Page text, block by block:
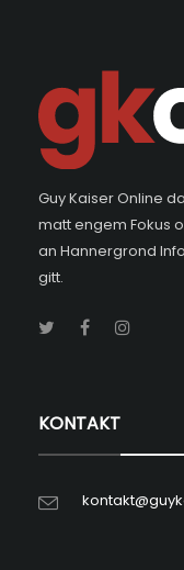
Guy Kaiser Online
matt engem Fokus
an Hannergrond
gitt.
KONTAKT